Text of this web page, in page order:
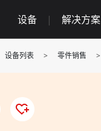
设备 | 解决方案
设备列表 > 零件销售 >